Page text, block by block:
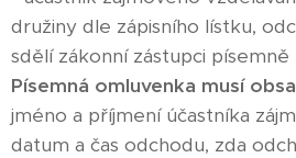
družiny dle zápisního lístku,
sdělí zákonní zástupci písemně
Písemná omluvenka musí
jméno a příjmení účastníka
datum a čas odchodu, zda